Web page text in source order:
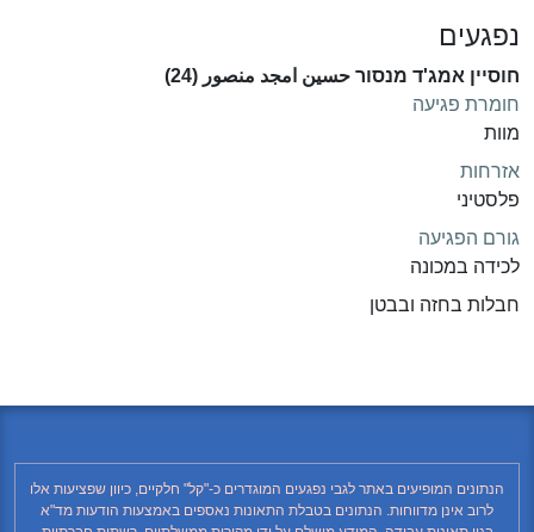
נפגעים
חוסיין אמג'ד מנסור حسين امجد منصور (24)
חומרת פגיעה
מוות
אזרחות
פלסטיני
גורם הפגיעה
לכידה במכונה
חבלות בחזה ובבטן
הנתונים המופיעים באתר לגבי נפגעים המוגדרים כ-"קל" חלקיים, כיוון שפציעות אלו
לרוב אינן מדווחות. הנתונים בטבלת התאונות נאספים באמצעות הודעות מד"א